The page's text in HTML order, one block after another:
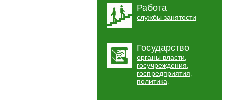
Работа
службы занятости
Государство
органы власти,
госучреждения,
госпредприятия,
политика,